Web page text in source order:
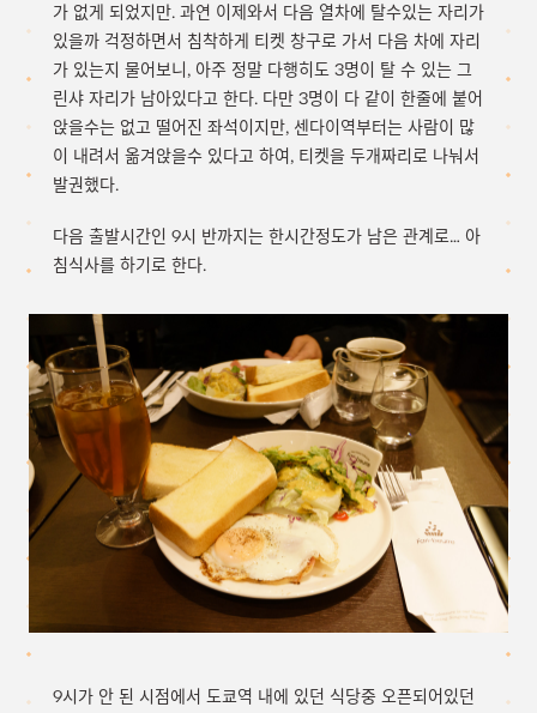
가 없게 되었지만. 과연 이제와서 다음 열차에 탈수있는 자리가
있을까 걱정하면서 침착하게 티켓 창구로 가서 다음 차에 자리
가 있는지 물어보니, 아주 정말 다행히도 3명이 탈 수 있는 그
린샤 자리가 남아있다고 한다. 다만 3명이 다 같이 한줄에 붙어
앉을수는 없고 떨어진 좌석이지만, 센다이역부터는 사람이 많
이 내려서 옮겨앉을수 있다고 하여, 티켓을 두개짜리로 나눠서
발권했다.
다음 출발시간인 9시 반까지는 한시간정도가 남은 관계로… 아
침식사를 하기로 한다.
9시가 안 된 시점에서 도쿄역 내에 있던 식당중 오픈되어있던